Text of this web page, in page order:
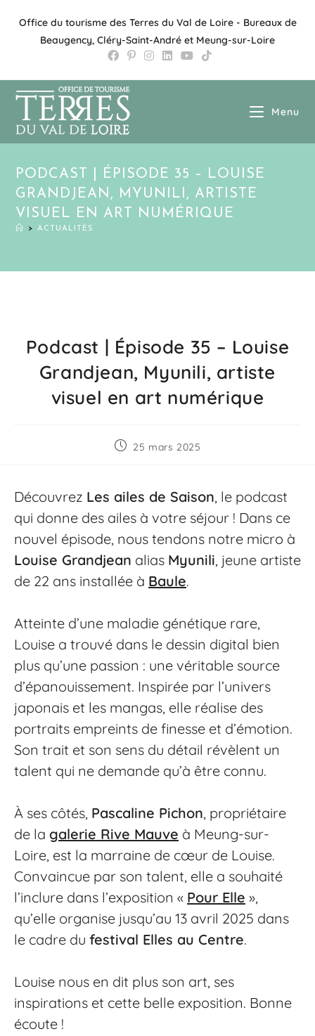
Office du tourisme des Terres du Val de Loire - Bureaux de
Beaugency, Cléry-Saint-André et Meung-sur-Loire
Menu
PODCAST | ÉPISODE 35 – LOUISE
GRANDJEAN, MYUNILI, ARTISTE
VISUEL EN ART NUMÉRIQUE
> ACTUALITÉS
Podcast | Épisode 35 – Louise
Grandjean, Myunili, artiste
visuel en art numérique
25 mars 2025
Découvrez Les ailes de Saison, le podcast
qui donne des ailes à votre séjour ! Dans ce
nouvel épisode, nous tendons notre micro à
Louise Grandjean alias Myunili, jeune artiste
de 22 ans installée à Baule.
Atteinte d’une maladie génétique rare,
Louise a trouvé dans le dessin digital bien
plus qu’une passion : une véritable source
d’épanouissement. Inspirée par l’univers
japonais et les mangas, elle réalise des
portraits empreints de finesse et d’émotion.
Son trait et son sens du détail révèlent un
talent qui ne demande qu’à être connu.
À ses côtés, Pascaline Pichon, propriétaire
de la galerie Rive Mauve à Meung-sur-
Loire, est la marraine de cœur de Louise.
Convaincue par son talent, elle a souhaité
l’inclure dans l’exposition « Pour Elle »,
qu’elle organise jusqu’au 13 avril 2025 dans
le cadre du festival Elles au Centre.
Louise nous en dit plus son art, ses
inspirations et cette belle exposition. Bonne
écoute !